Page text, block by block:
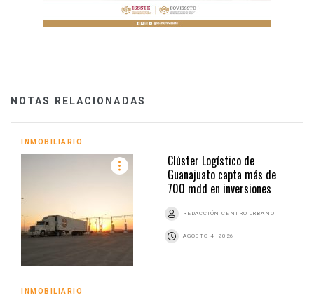
NOTAS RELACIONADAS
INMOBILIARIO
Clúster Logístico de
Guanajuato capta más de
700 mdd en inversiones
REDACCIÓN CENTRO URBANO
AGOSTO 4, 2026
INMOBILIARIO